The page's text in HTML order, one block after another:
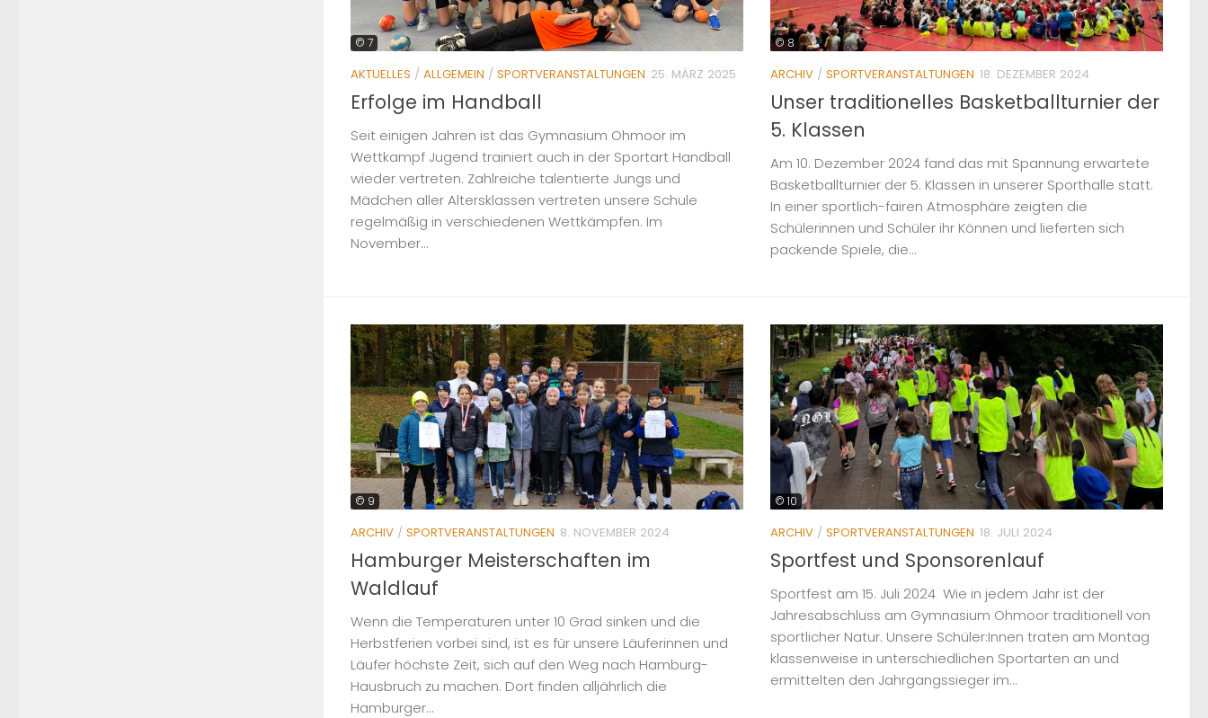
© 7
AKTUELLES / ALLGEMEIN / SPORTVERANSTALTUNGEN 25. MÄRZ 2025
Erfolge im Handball
Seit einigen Jahren ist das Gymnasium Ohmoor im
Wettkampf Jugend trainiert auch in der Sportart Handball
wieder vertreten. Zahlreiche talentierte Jungs und
Mädchen aller Altersklassen vertreten unsere Schule
regelmäßig in verschiedenen Wettkämpfen. Im
November...
© 8
ARCHIV / SPORTVERANSTALTUNGEN 18. DEZEMBER 2024
Unser traditionelles Basketballturnier der
5. Klassen
Am 10. Dezember 2024 fand das mit Spannung erwartete
Basketballturnier der 5. Klassen in unserer Sporthalle statt.
In einer sportlich-fairen Atmosphäre zeigten die
Schülerinnen und Schüler ihr Können und lieferten sich
packende Spiele, die...
© 9
ARCHIV / SPORTVERANSTALTUNGEN 8. NOVEMBER 2024
Hamburger Meisterschaften im
Waldlauf
Wenn die Temperaturen unter 10 Grad sinken und die
Herbstferien vorbei sind, ist es für unsere Läuferinnen und
Läufer höchste Zeit, sich auf den Weg nach Hamburg-
Hausbruch zu machen. Dort finden alljährlich die
Hamburger...
© 10
ARCHIV / SPORTVERANSTALTUNGEN 18. JULI 2024
Sportfest und Sponsorenlauf
Sportfest am 15. Juli 2024 Wie in jedem Jahr ist der
Jahresabschluss am Gymnasium Ohmoor traditionell von
sportlicher Natur. Unsere Schüler:Innen traten am Montag
klassenweise in unterschiedlichen Sportarten an und
ermittelten den Jahrgangssieger im...